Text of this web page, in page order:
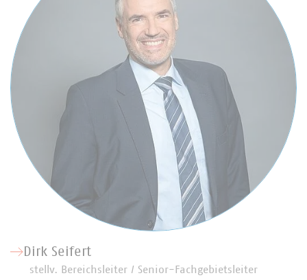
Dirk Seifert
stellv. Bereichsleiter / Senior-Fachgebietsleiter